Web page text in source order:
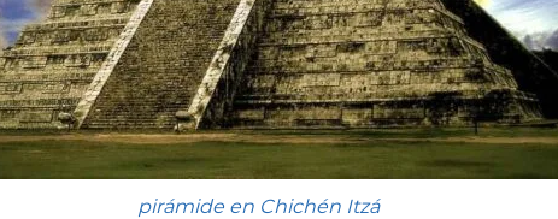
pirámide en Chichén Itzá